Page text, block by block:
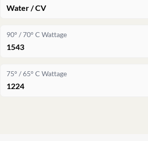
Water / CV
90° / 70° C Wattage
1543
75° / 65° C Wattage
1224